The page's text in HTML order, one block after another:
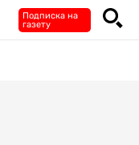
Подписка на
газету